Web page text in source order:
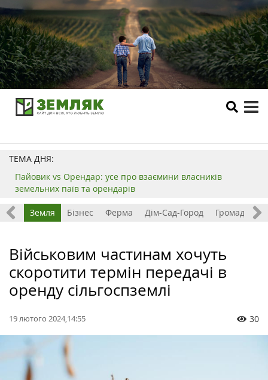
ТЕМА ДНЯ:
Пайовик vs Орендар: усе про взаємини власників
земельних паїв та орендарів
Все Земля Бізнес Ферма Дім-Сад-Город Громада
Військовим частинам хочуть
скоротити термін передачі в
оренду сільгоспземлі
19 лютого 2024,14:55 30